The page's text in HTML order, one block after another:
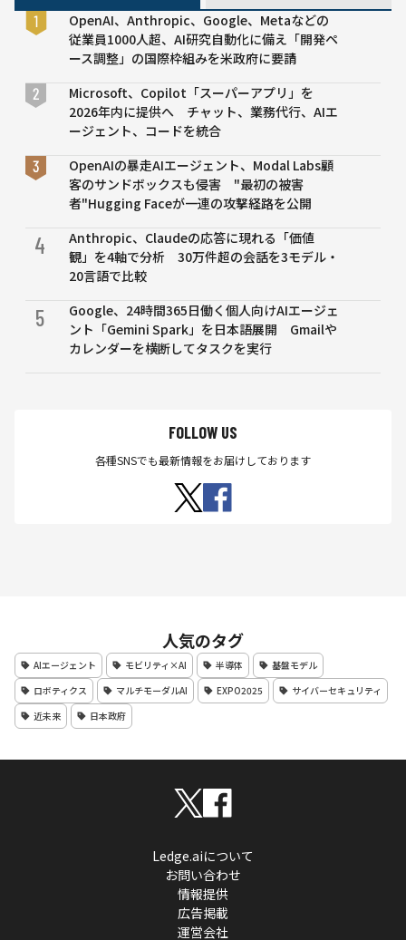
OpenAI、Anthropic、Google、Metaなどの
従業員1000人超、AI研究自動化に備え「開発ペ
ース調整」の国際枠組みを米政府に要請
Microsoft、Copilot「スーパーアプリ」を
2026年内に提供へ チャット、業務代行、AIエ
ージェント、コードを統合
OpenAIの暴走AIエージェント、Modal Labs顧
客のサンドボックスも侵害 "最初の被害
者"Hugging Faceが一連の攻撃経路を公開
4
Anthropic、Claudeの応答に現れる「価値
観」を4軸で分析 30万件超の会話を3モデル・
20言語で比較
5
Google、24時間365日働く個人向けAIエージェ
ント「Gemini Spark」を日本語展開 Gmailや
カレンダーを横断してタスクを実行
FOLLOW US
各種SNSでも最新情報をお届けしております
人気のタグ
AIエージェント モビリティ×AI 半導体
基盤モデル
ロボティクス
マルチモーダルAI EXPO2025
サイバーセキュリティ
近未来
日本政府
Ledge.aiについて
お問い合わせ
情報提供
広告掲載
運営会社